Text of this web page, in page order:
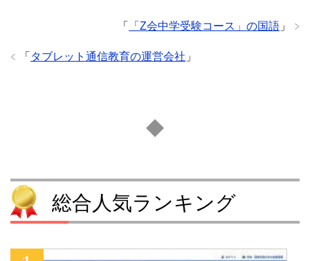
「 「Z会中学受験コース」の国語 」
「 タブレット通信教育の運営会社 」
総合人気ランキング